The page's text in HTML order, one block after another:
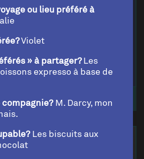
ou lieu préféré à
Violet
» à partager?Les
expresso à base de
M. Darcy, mon
Les biscuits aux